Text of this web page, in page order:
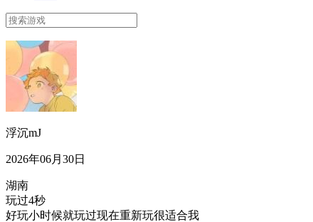
浮沉mJ
2026年06月30日
湖南
玩过4秒
好玩小时候就玩过现在重新玩很适合我